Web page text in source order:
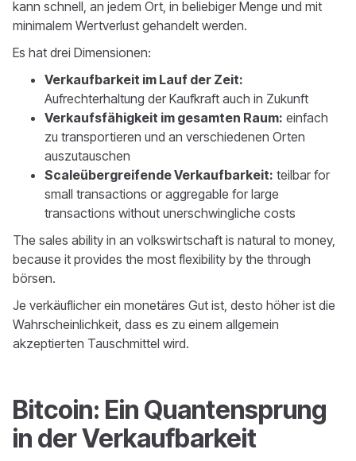
kann schnell, an jedem Ort, in beliebiger Menge und mit
minimalem Wertverlust gehandelt werden.
Es hat drei Dimensionen:
Verkaufbarkeit im Lauf der Zeit:
Aufrechterhaltung der Kaufkraft auch in Zukunft
Verkaufsfähigkeit im gesamten Raum: einfach
zu transportieren und an verschiedenen Orten
auszutauschen
Scaleübergreifende Verkaufbarkeit: teilbar for
small transactions or aggregable for large
transactions without unerschwingliche costs
The sales ability in an volkswirtschaft is natural to money,
because it provides the most flexibility by the through
börsen.
Je verkäuflicher ein monetäres Gut ist, desto höher ist die
Wahrscheinlichkeit, dass es zu einem allgemein
akzeptierten Tauschmittel wird.
Bitcoin: Ein Quantensprung
in der Verkaufbarkeit